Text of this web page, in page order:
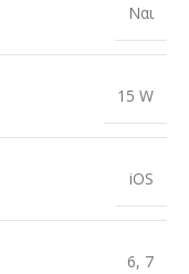
Ναι
15 W
iOS
6, 7